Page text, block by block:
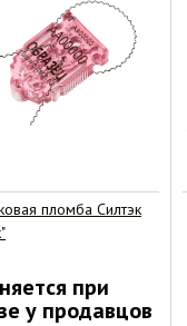
пломба Силтэк
при
у продавцов